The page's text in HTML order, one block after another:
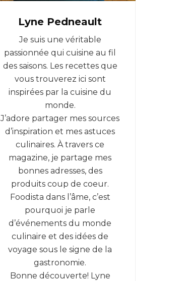
Lyne Pedneault
Je suis une véritable
passionnée qui cuisine au fil
des saisons. Les recettes que
vous trouverez ici sont
inspirées par la cuisine du
monde.
J’adore partager mes sources
d’inspiration et mes astuces
culinaires. À travers ce
magazine, je partage mes
bonnes adresses, des
produits coup de coeur.
Foodista dans l’âme, c’est
pourquoi je parle
d’événements du monde
culinaire et des idées de
voyage sous le signe de la
gastronomie.
Bonne découverte! Lyne